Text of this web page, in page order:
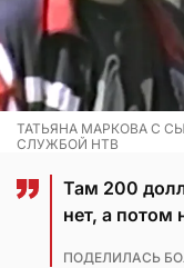
ТАТЬЯНА МАРКОВА С
СЛУЖБОЙ НТВ
Там 200
нет, а потом
ПОДЕЛИЛАСЬ